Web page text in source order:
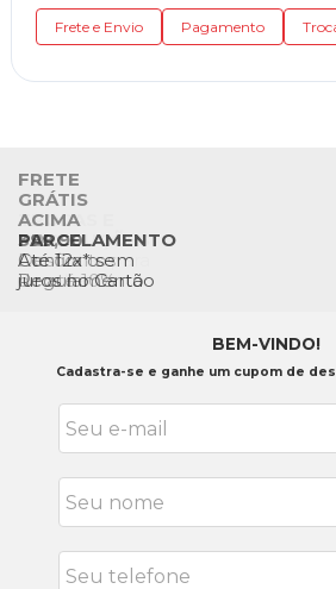
Frete e Envio Pagamento
TROCAS E
DEVOLUÇÕES
Até 7 dias para
devolver
PIX
Descontos
de até 10%
FRETE
GRÁTIS
ACIMA
399,90
Confira o
Regulamento
PARCELAMENTO
Até 12x* sem
juros no Cartão
BEM-VINDO!
Cadastra-se e ganhe um cupom de